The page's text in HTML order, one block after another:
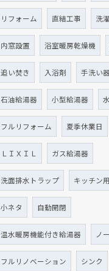
リフォーム 直結工事 洗
内窓設置 浴室暖房乾燥機
追い焚き 入浴剤 手洗い器
石油給湯器 小型給湯器
フルリフォーム 夏季休業日
ＬＩＸＩＬ ガス給湯器
洗面排水トラップ キッチン
小ネタ 自動開閉
温水暖房機能付き給湯器 ノ
フルリノベーション シンク